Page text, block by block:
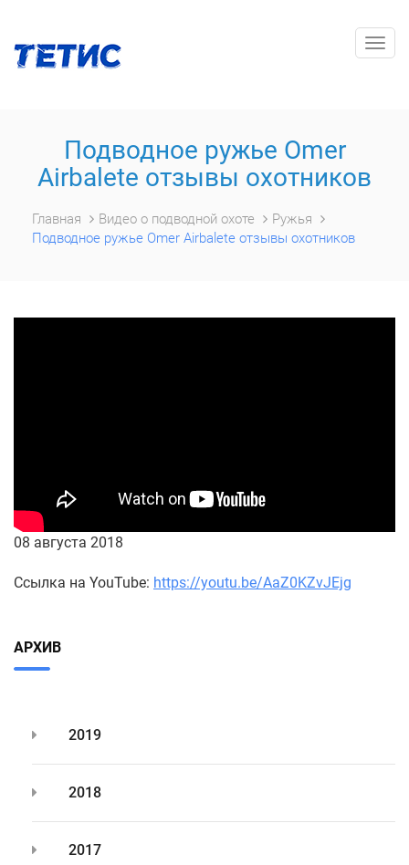
Подводное ружье Omer
Airbalete отзывы охотников
Главная Видео о подводной охоте
Ружья
Подводное ружье Omer Airbalete отзывы охотников
08 августа 2018
Ссылка на YouTube: https://youtu.be/AaZ0KZvJEjg
АРХИВ
2019
2018
2017